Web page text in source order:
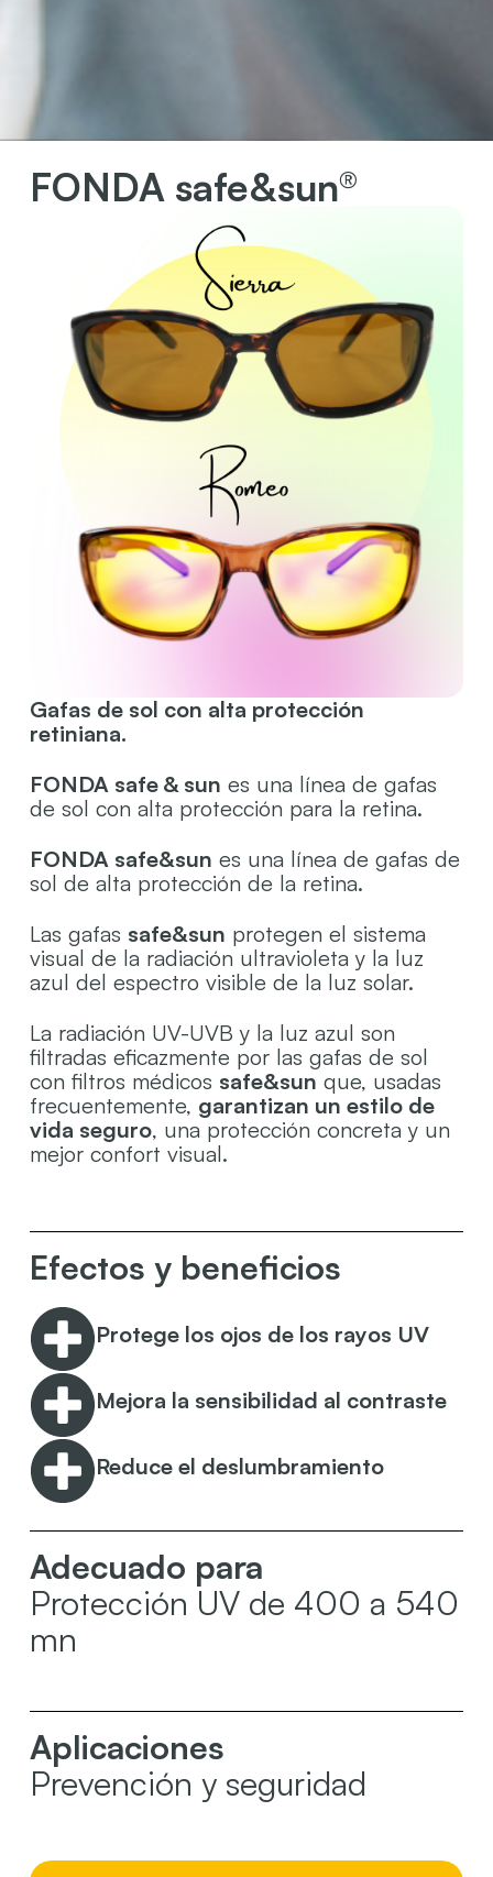
FONDA safe&sun®
Gafas de sol con alta protección
retiniana.
FONDA safe & sun es una línea de gafas
de sol con alta protección para la retina.
FONDA safe&sun es una línea de gafas de
sol de alta protección de la retina.
Las gafas safe&sun protegen el sistema
visual de la radiación ultravioleta y la luz
azul del espectro visible de la luz solar.
La radiación UV-UVB y la luz azul son
filtradas eficazmente por las gafas de sol
con filtros médicos safe&sun que, usadas
frecuentemente, garantizan un estilo de
vida seguro, una protección concreta y un
mejor confort visual.
Efectos y beneficios
Protege los ojos de los rayos UV
Mejora la sensibilidad al contraste
Reduce el deslumbramiento
Adecuado para
Protección UV de 400 a 540
mn
Aplicaciones
Prevención y seguridad